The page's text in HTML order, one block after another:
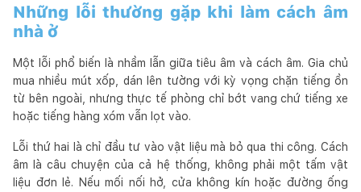
Những lỗi thường gặp khi làm cách âm
nhà ở
Một lỗi phổ biến là nhầm lẫn giữa tiêu âm và cách âm. Gia chủ
mua nhiều mút xốp, dán lên tường với kỳ vọng chặn tiếng ồn
từ bên ngoài, nhưng thực tế phòng chỉ bớt vang chứ tiếng xe
hoặc tiếng hàng xóm vẫn lọt vào.
Lỗi thứ hai là chỉ đầu tư vào vật liệu mà bỏ qua thi công. Cách
âm là câu chuyện của cả hệ thống, không phải một tấm vật
liệu đơn lẻ. Nếu mối nối hở, cửa không kín hoặc đường ống